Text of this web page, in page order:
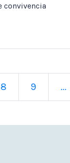
convivencia
8 9 ...